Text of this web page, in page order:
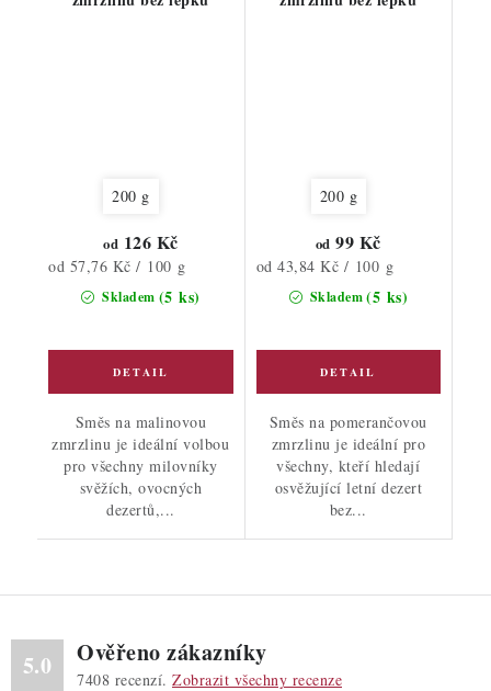
200 g
Skladem (5 ks)
od 126 Kč
Měrná
od 57,76 Kč / 100 g
Směs na malinovou
zmrzlinu je ideální volbou
pro všechny milovníky
svěžích, ovocných
dezertů,...
200 g
Skladem(5 ks)
od 99 Kč
Měrná
od 43,84 Kč / 100 g
Směs na pomerančovou
zmrzlinu je ideální pro
všechny, kteří hledají
osvěžující letní dezert
bez...
5.0 Ověřeno zákazníky
7408 recenzí. Zobrazit všechny recenze